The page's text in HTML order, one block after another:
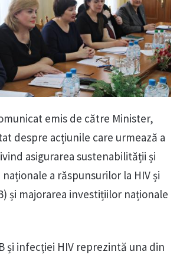
emis de către Minister,
despre acțiunile care urmează a
asigurarea sustenabilității și
a răspunsurilor la HIV și
și majorarea investițiilor naționale
și infecției HIV reprezintă una din